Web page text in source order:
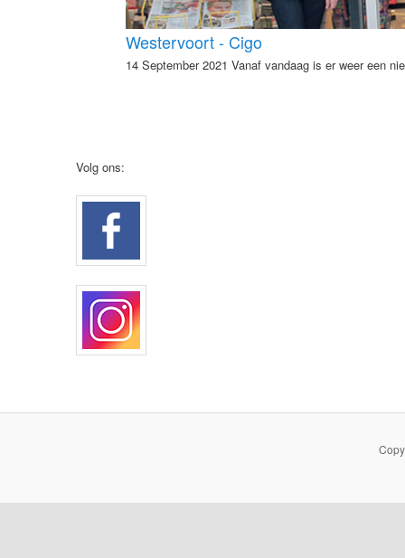
Westervoort - Cigo
14 September 2021 Vanaf vandaag is er weer een
Volg ons: